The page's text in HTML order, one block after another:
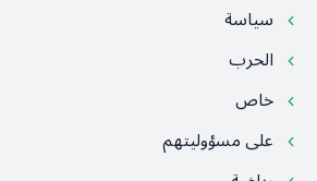
سياسة
الحرب
خاص
على مسؤوليتهم